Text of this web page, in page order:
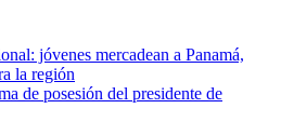
jóvenes mercadean a Panamá,
la región
de posesión del presidente de